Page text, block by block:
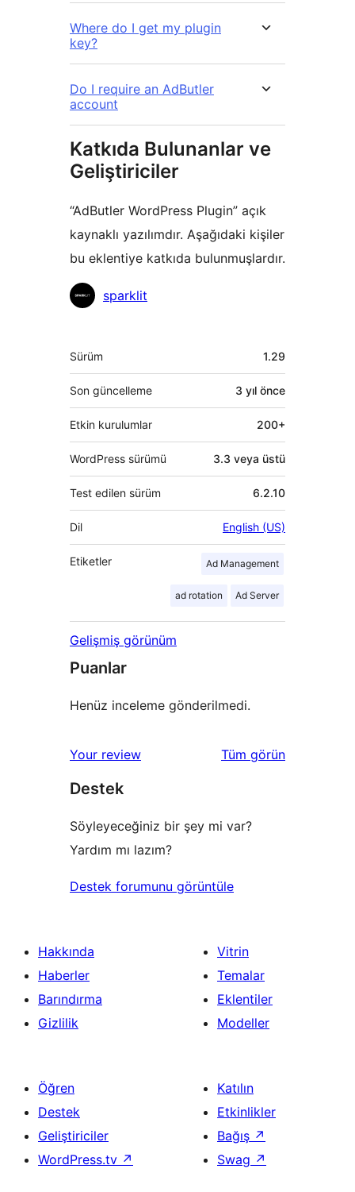
Where do I get my plugin
key?
Do I require an AdButler
account
Katkıda Bulunanlar ve
Geliştiriciler
“AdButler WordPress Plugin” açık
kaynaklı yazılımdır. Aşağıdaki kişiler
bu eklentiye katkıda bulunmuşlardır.
Katkıdasparklit
Meta
Sürüm 1.29
Son güncelleme 3 yıl önce
Etkin kurulumlar 200+
WordPress sürümü 3.3 veya üstü
Test edilen sürüm 6.2.10
Dil English (US)
Etiketler Ad Management
ad rotation Ad Server
Gelişmiş görünüm
Puanlar
Henüz inceleme gönderilmedi.
Your review Tüm değerlendirmeleri
görün
Destek
Söyleyeceğiniz bir şey mi var?
Yardım mı lazım?
Destek forumunu görüntüle
Hakkında
Haberler
Barındırma
Gizlilik
Vitrin
Temalar
Eklentiler
Modeller
Öğren
Destek
Geliştiriciler
WordPress.tv ↗
Katılın
Etkinlikler
Bağış ↗
Swag ↗